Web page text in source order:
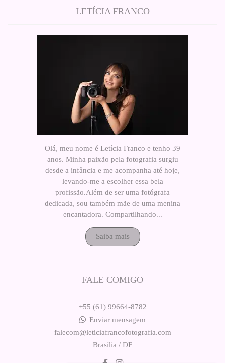
LETÍCIA FRANCO
Olá, meu nome é Letícia Franco e tenho 39
anos. Minha paixão pela fotografia surgiu
desde a infância e me acompanha até hoje,
levando-me a escolher essa bela
profissão.Além de ser uma fotógrafa
dedicada, sou também mãe de uma menina
encantadora. Compartilhando...
Saiba mais
FALE COMIGO
+55 (61) 99664-8782
Enviar mensagem
falecom@leticiafrancofotografia.com
Brasília / DF